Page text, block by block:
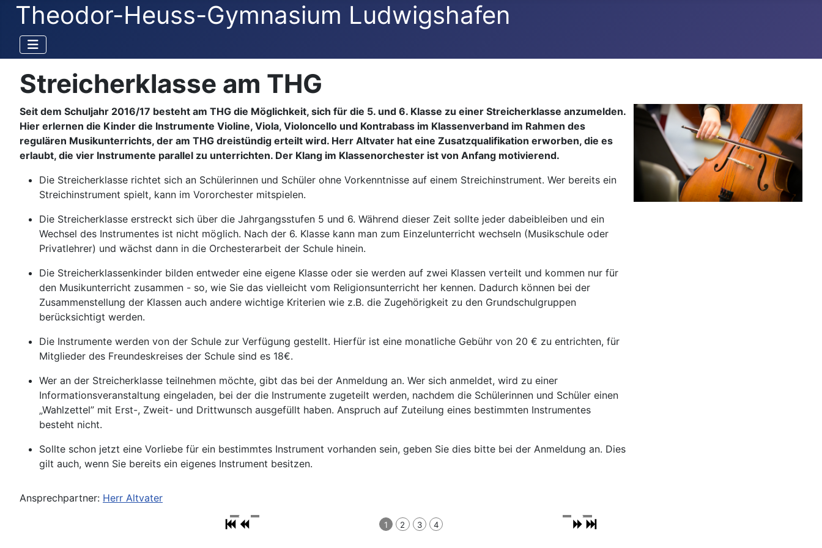
Theodor-Heuss-Gymnasium Ludwigshafen
Streicherklasse am THG
Seit dem Schuljahr 2016/17 besteht am THG die Möglichkeit, sich für die 5. und 6. Klasse zu einer Streicherklasse anzumelden.
Hier erlernen die Kinder die Instrumente Violine, Viola, Violoncello und Kontrabass im Klassenverband im Rahmen des
regulären Musikunterrichts, der am THG dreistündig erteilt wird. Herr Altvater hat eine Zusatzqualifikation erworben, die es
erlaubt, die vier Instrumente parallel zu unterrichten. Der Klang im Klassenorchester ist von Anfang motivierend.
Die Streicherklasse richtet sich an Schülerinnen und Schüler ohne Vorkenntnisse auf einem Streichinstrument. Wer bereits ein
Streichinstrument spielt, kann im Vororchester mitspielen.
Die Streicherklasse erstreckt sich über die Jahrgangsstufen 5 und 6. Während dieser Zeit sollte jeder dabeibleiben und ein
Wechsel des Instrumentes ist nicht möglich. Nach der 6. Klasse kann man zum Einzelunterricht wechseln (Musikschule oder
Privatlehrer) und wächst dann in die Orchesterarbeit der Schule hinein.
Die Streicherklassenkinder bilden entweder eine eigene Klasse oder sie werden auf zwei Klassen verteilt und kommen nur für
den Musikunterricht zusammen - so, wie Sie das vielleicht vom Religionsunterricht her kennen. Dadurch können bei der
Zusammenstellung der Klassen auch andere wichtige Kriterien wie z.B. die Zugehörigkeit zu den Grundschulgruppen
berücksichtigt werden.
Die Instrumente werden von der Schule zur Verfügung gestellt. Hierfür ist eine monatliche Gebühr von 20 € zu entrichten, für
Mitglieder des Freundeskreises der Schule sind es 18€.
Wer an der Streicherklasse teilnehmen möchte, gibt das bei der Anmeldung an. Wer sich anmeldet, wird zu einer
Informationsveranstaltung eingeladen, bei der die Instrumente zugeteilt werden, nachdem die Schülerinnen und Schüler einen
„Wahlzettel” mit Erst-, Zweit- und Drittwunsch ausgefüllt haben. Anspruch auf Zuteilung eines bestimmten Instrumentes
besteht nicht.
Sollte schon jetzt eine Vorliebe für ein bestimmtes Instrument vorhanden sein, geben Sie dies bitte bei der Anmeldung an. Dies
gilt auch, wenn Sie bereits ein eigenes Instrument besitzen.
Ansprechpartner: Herr Altvater
1 2 3 4